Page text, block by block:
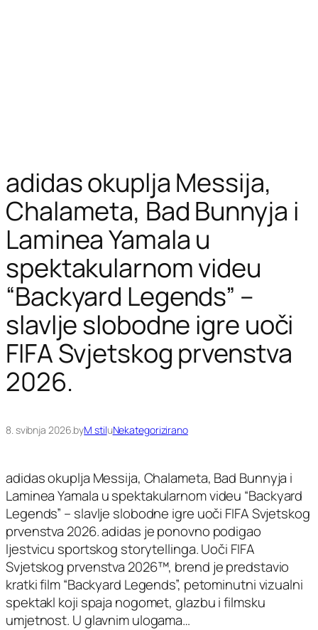
adidas okuplja Messija,
Chalameta, Bad Bunnyja i
Laminea Yamala u
spektakularnom videu
“Backyard Legends” –
slavlje slobodne igre uoči
FIFA Svjetskog prvenstva
2026.
8. svibnja 2026.byM stiluNekategorizirano
adidas okuplja Messija, Chalameta, Bad Bunnyja i
Laminea Yamala u spektakularnom videu “Backyard
Legends” – slavlje slobodne igre uoči FIFA Svjetskog
prvenstva 2026. adidas je ponovno podigao
ljestvicu sportskog storytellinga. Uoči FIFA
Svjetskog prvenstva 2026™, brend je predstavio
kratki film “Backyard Legends”, petominutni vizualni
spektakl koji spaja nogomet, glazbu i filmsku
umjetnost. U glavnim ulogama…